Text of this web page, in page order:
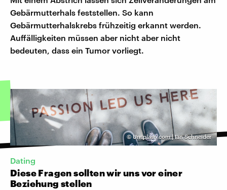
Gebärmutterhals feststellen. So kann
Gebärmutterhalskrebs frühzeitig erkannt werden.
Auffälligkeiten müssen aber nicht aber nicht
bedeuten, dass ein Tumor vorliegt.
©Unsplash.com | Ian Schneider
Dating
Diese Fragen sollten wir uns vor einer
Beziehung stellen